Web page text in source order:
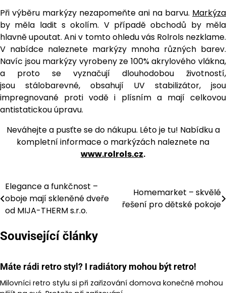
Při výběru markýzy nezapomeňte ani na barvu. Markýza
by měla ladit s okolím. V případě obchodů by měla
hlavně upoutat. Ani v tomto ohledu vás Rolrols nezklame.
V nabídce naleznete markýzy mnoha různých barev.
Navíc jsou markýzy vyrobeny ze 100% akrylového vlákna,
a proto se vyznačují dlouhodobou životností,
jsou stálobarevné, obsahují UV stabilizátor, jsou
impregnované proti vodě i plísním a mají celkovou
antistatickou úpravu.
Neváhejte a pusťte se do nákupu. Léto je tu! Nabídku a
kompletní informace o markýzách naleznete na
www.rolrols.cz.
Navigace
pro
Elegance a funkčnost –
oboje mají skleněné dveře
od MIJA-THERM s.r.o.
Homemarket – skvělé
řešení pro dětské pokoje
Související články
Máte rádi retro styl? I radiátory mohou být retro!
Milovníci retro stylu si při zařizování domova konečně mohou